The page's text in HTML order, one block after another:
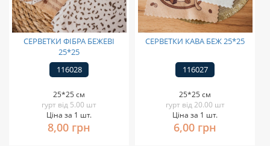
СЕРВЕТКИ ФІБРА БЕЖЕВІ
25*25
116028
25*25 см
гурт від 5.00 шт
Ціна за 1 шт.
8,00 грн
СЕРВЕТКИ КАВА БЕЖ 25*25
116027
25*25 см
гурт від 20.00 шт
Ціна за 1 шт.
6,00 грн